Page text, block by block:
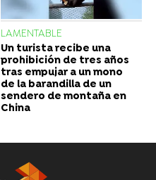
LAMENTABLE
Un turista recibe una
prohibición de tres años
tras empujar a un mono
de la barandilla de un
sendero de montaña en
China